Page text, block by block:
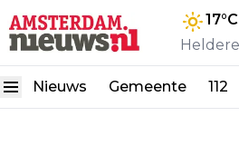
17°C
Nieuws Gemeente 112